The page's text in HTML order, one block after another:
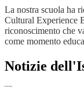
La nostra scuola ha
Cultural Experience
riconoscimento che
come momento
Notizie